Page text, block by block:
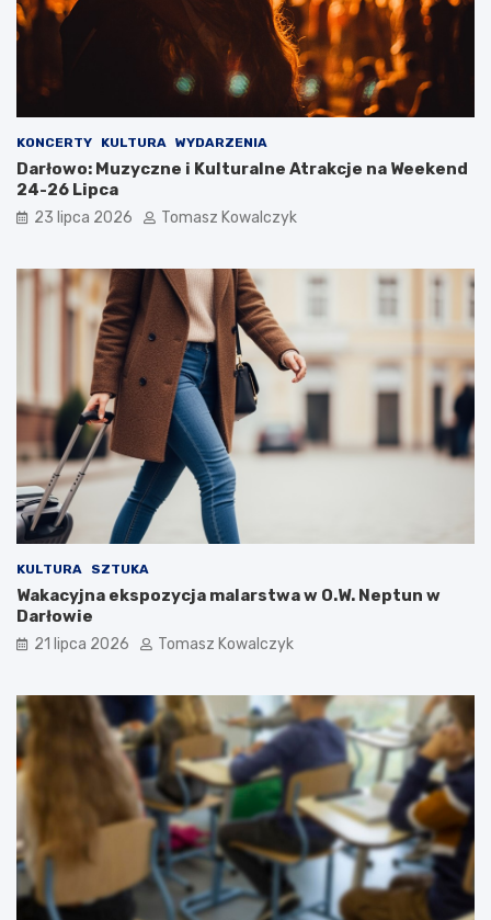
KONCERTY KULTURA WYDARZENIA
Darłowo: Muzyczne i Kulturalne Atrakcje na Weekend
24-26 Lipca
23 lipca 2026 Tomasz Kowalczyk
KULTURA SZTUKA
Wakacyjna ekspozycja malarstwa w O.W. Neptun w
Darłowie
21 lipca 2026 Tomasz Kowalczyk